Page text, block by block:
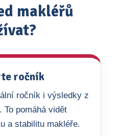
makléřů
ročník
ročník i výsledky z
To pomáhá vidět
a stabilitu makléře.